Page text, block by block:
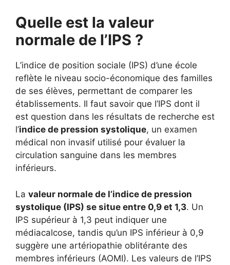
Quelle est la valeur
normale de l’IPS ?
L’indice de position sociale (IPS) d’une école
reflète le niveau socio-économique des familles
de ses élèves, permettant de comparer les
établissements. Il faut savoir que l’IPS dont il
est question dans les résultats de recherche est
l’indice de pression systolique, un examen
médical non invasif utilisé pour évaluer la
circulation sanguine dans les membres
inférieurs.
La valeur normale de l’indice de pression
systolique (IPS) se situe entre 0,9 et 1,3. Un
IPS supérieur à 1,3 peut indiquer une
médiacalcose, tandis qu’un IPS inférieur à 0,9
suggère une artériopathie oblitérante des
membres inférieurs (AOMI). Les valeurs de l’IPS